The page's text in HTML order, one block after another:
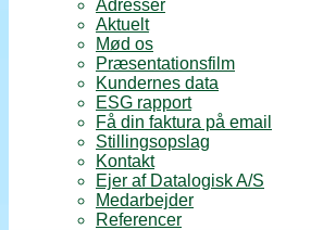
Adresser
Aktuelt
Mød os
Præsentationsfilm
Kundernes data
ESG rapport
Få din faktura på email
Stillingsopslag
Kontakt
Ejer af Datalogisk A/S
Medarbejder
Referencer